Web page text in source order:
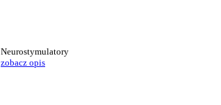
Neurostymulatory
zobacz opis